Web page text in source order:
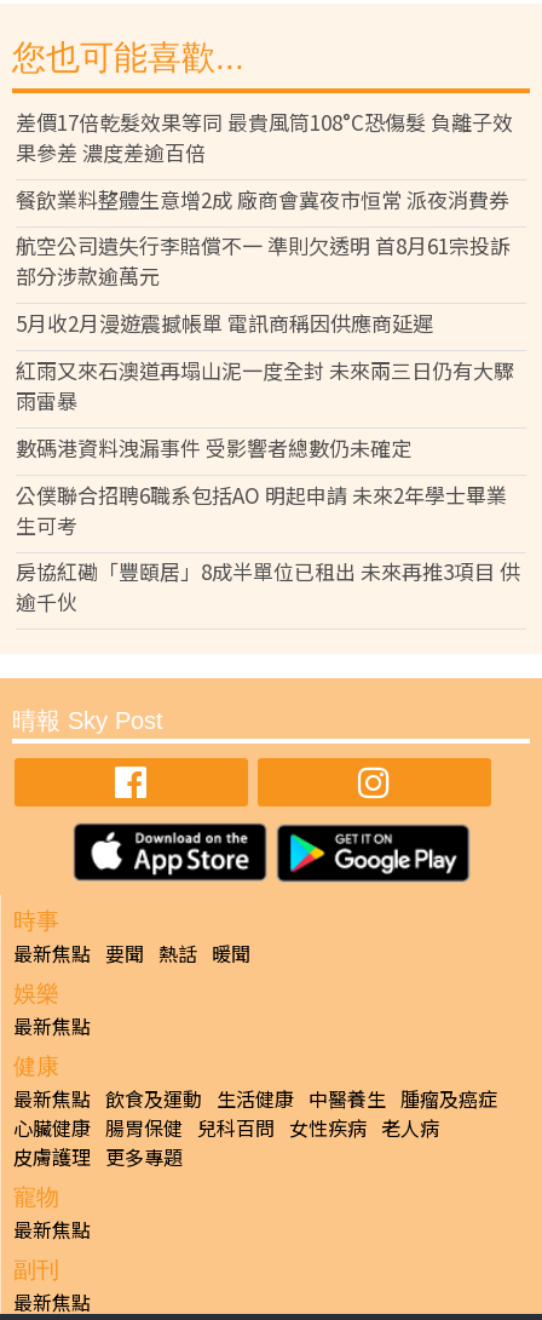
您也可能喜歡...
差價17倍乾髮效果等同 最貴風筒108°C恐傷髮 負離子效
果參差 濃度差逾百倍
餐飲業料整體生意增2成 廠商會冀夜市恒常 派夜消費券
航空公司遺失行李賠償不一 準則欠透明 首8月61宗投訴
部分涉款逾萬元
5月收2月漫遊震撼帳單 電訊商稱因供應商延遲
紅雨又來石澳道再塌山泥一度全封 未來兩三日仍有大驟
雨雷暴
數碼港資料洩漏事件 受影響者總數仍未確定
公僕聯合招聘6職系包括AO 明起申請 未來2年學士畢業
生可考
房協紅磡「豐頤居」8成半單位已租出 未來再推3項目 供
逾千伙
晴報 Sky Post
時事
最新焦點 要聞 熱話 暖聞
娛樂
最新焦點
健康
最新焦點 飲食及運動 生活健康 中醫養生 腫瘤及癌症
心臟健康 腸胃保健 兒科百問 女性疾病 老人病
皮膚護理 更多專題
寵物
最新焦點
副刊
最新焦點